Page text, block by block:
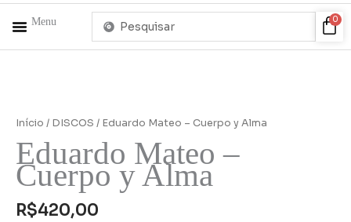
Menu
Pesquisar
0
Início / DISCOS / Eduardo Mateo – Cuerpo y Alma
Eduardo Mateo –
Cuerpo y Alma
R$420,00
-
Alma
quantidade